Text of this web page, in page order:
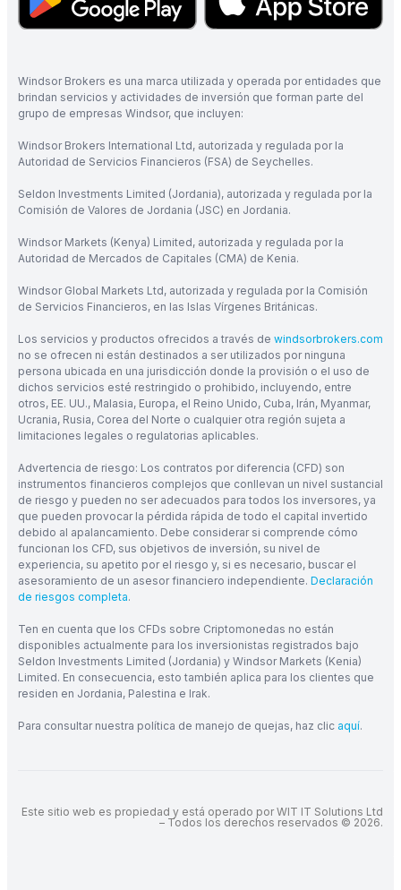
Windsor Brokers es una marca utilizada y operada por entidades que
brindan servicios y actividades de inversión que forman parte del
grupo de empresas Windsor, que incluyen:
Windsor Brokers International Ltd, autorizada y regulada por la
Autoridad de Servicios Financieros (FSA) de Seychelles.
Seldon Investments Limited (Jordania), autorizada y regulada por la
Comisión de Valores de Jordania (JSC) en Jordania.
Windsor Markets (Kenya) Limited, autorizada y regulada por la
Autoridad de Mercados de Capitales (CMA) de Kenia.
Windsor Global Markets Ltd, autorizada y regulada por la Comisión
de Servicios Financieros, en las Islas Vírgenes Británicas.
Los servicios y productos ofrecidos a través de windsorbrokers.com
no se ofrecen ni están destinados a ser utilizados por ninguna
persona ubicada en una jurisdicción donde la provisión o el uso de
dichos servicios esté restringido o prohibido, incluyendo, entre
otros, EE. UU., Malasia, Europa, el Reino Unido, Cuba, Irán, Myanmar,
Ucrania, Rusia, Corea del Norte o cualquier otra región sujeta a
limitaciones legales o regulatorias aplicables.
Advertencia de riesgo: Los contratos por diferencia (CFD) son
instrumentos financieros complejos que conllevan un nivel sustancial
de riesgo y pueden no ser adecuados para todos los inversores, ya
que pueden provocar la pérdida rápida de todo el capital invertido
debido al apalancamiento. Debe considerar si comprende cómo
funcionan los CFD, sus objetivos de inversión, su nivel de
experiencia, su apetito por el riesgo y, si es necesario, buscar el
asesoramiento de un asesor financiero independiente. Declaración
de riesgos completa.
Ten en cuenta que los CFDs sobre Criptomonedas no están
disponibles actualmente para los inversionistas registrados bajo
Seldon Investments Limited (Jordania) y Windsor Markets (Kenia)
Limited. En consecuencia, esto también aplica para los clientes que
residen en Jordania, Palestina e Irak.
Para consultar nuestra política de manejo de quejas, haz clic aquí.
Este sitio web es propiedad y está operado por WIT IT Solutions Ltd
– Todos los derechos reservados © 2026.